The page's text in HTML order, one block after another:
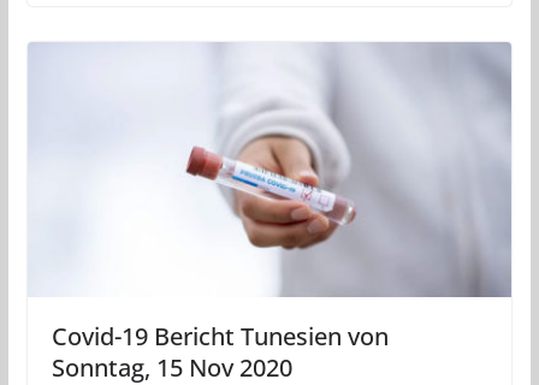
Covid-19 Bericht Tunesien von
Sonntag, 15 Nov 2020